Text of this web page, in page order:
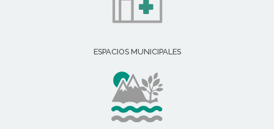
ESPACIOS MUNICIPALES